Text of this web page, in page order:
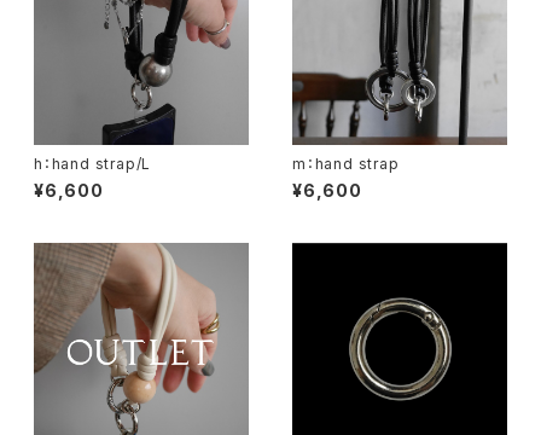
h：hand strap/L
¥6,600
m：hand strap
¥6,600